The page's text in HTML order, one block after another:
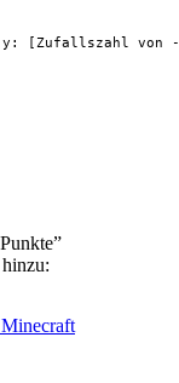
[Zufallszahl von -